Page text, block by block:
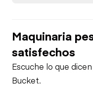
Maquinaria
satisfechos
Escuche lo que
Bucket.